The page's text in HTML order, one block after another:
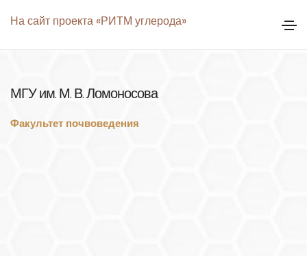
На сайт проекта «РИТМ углерода»
МГУ им. М. В. Ломоносова
Факультет почвоведения